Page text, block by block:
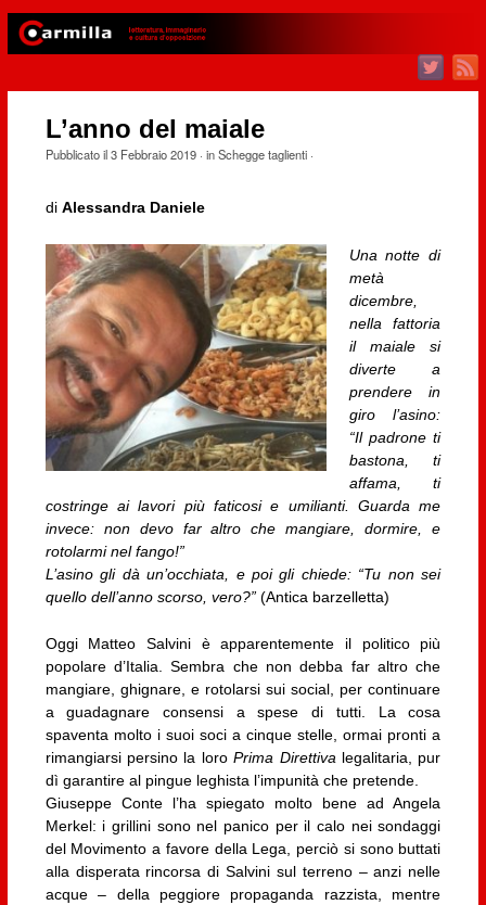
L’anno del maiale
Pubblicato il3 Febbraio 2019· inSchegge taglienti·
di Alessandra Daniele
Una notte di
metà
dicembre,
nella fattoria
il maiale si
diverte a
prendere in
giro l’asino:
“Il padrone ti
bastona, ti
affama, ti
costringe ai lavori più faticosi e umilianti. Guarda me
invece: non devo far altro che mangiare, dormire, e
rotolarmi nel fango!”
L’asino gli dà un’occhiata, e poi gli chiede: “Tu non sei
quello dell’anno scorso, vero?” (Antica barzelletta)
Oggi Matteo Salvini è apparentemente il politico più
popolare d’Italia. Sembra che non debba far altro che
mangiare, ghignare, e rotolarsi sui social, per continuare
a guadagnare consensi a spese di tutti. La cosa
spaventa molto i suoi soci a cinque stelle, ormai pronti a
rimangiarsi persino la loroPrima Direttiva legalitaria, pur
dì garantire al pingue leghista l’impunità che pretende.
Giuseppe Conte l’ha spiegato molto bene ad Angela
Merkel: i grillini sono nel panico per il calo nei sondaggi
del Movimento a favore della Lega, perciò si sono buttati
alla disperata rincorsa di Salvini sul terreno – anzi nelle
acque – della peggiore propaganda razzista, mentre